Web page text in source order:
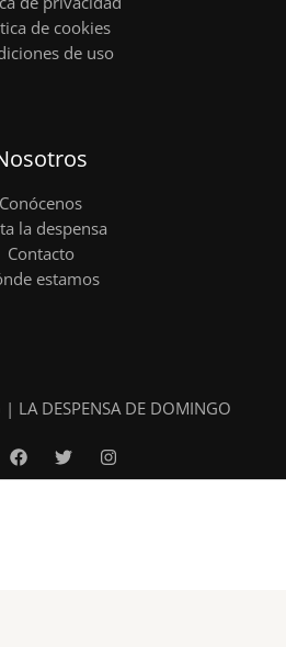
de cookies
de uso
Conócenos
la despensa
Contacto
estamos
LA DESPENSA DE DOMINGO